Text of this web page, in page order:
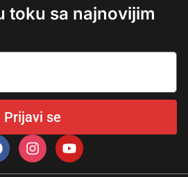
toku sa najnovijim
Prijavi se